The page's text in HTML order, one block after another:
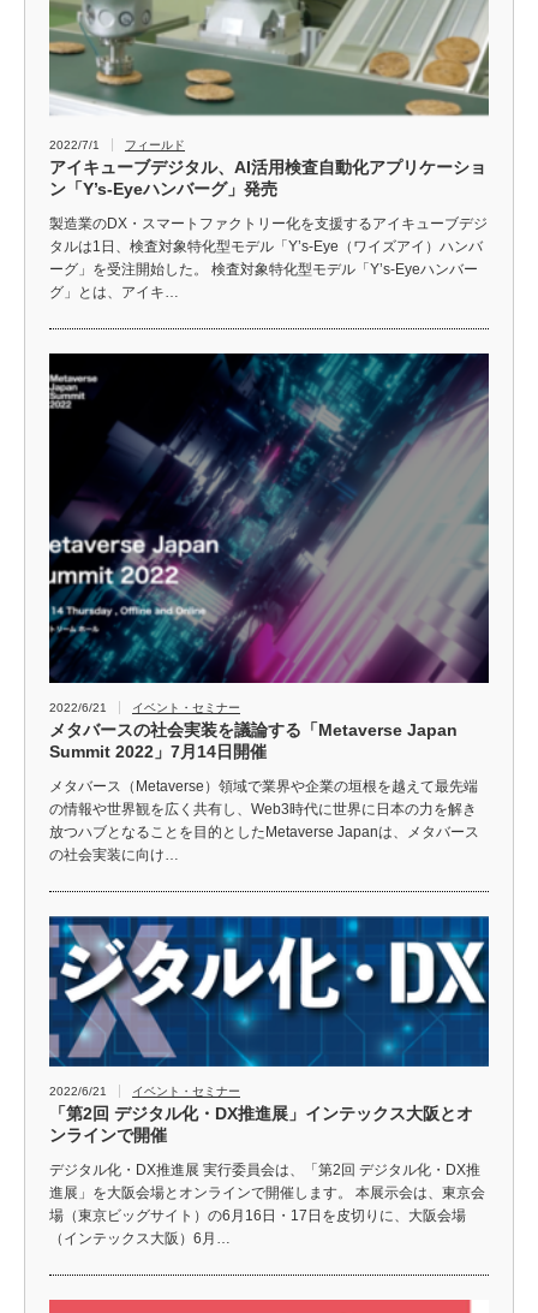
2022/7/1 フィールド
アイキューブデジタル、AI活用検査自動化アプリケーショ
ン「Y’s-Eyeハンバーグ」発売
製造業のDX・スマートファクトリー化を支援するアイキューブデジ
タルは1日、検査対象特化型モデル「Y’s-Eye（ワイズアイ）ハンバ
ーグ」を受注開始した。 検査対象特化型モデル「Y’s-Eyeハンバー
グ」とは、アイキ…
2022/6/21 イベント・セミナー
メタバースの社会実装を議論する「Metaverse Japan
Summit 2022」7月14日開催
メタバース（Metaverse）領域で業界や企業の垣根を越えて最先端
の情報や世界観を広く共有し、Web3時代に世界に日本の力を解き
放つハブとなることを目的としたMetaverse Japanは、メタバース
の社会実装に向け…
2022/6/21 イベント・セミナー
「第2回 デジタル化・DX推進展」インテックス大阪とオ
ンラインで開催
デジタル化・DX推進展 実行委員会は、「第2回 デジタル化・DX推
進展」を大阪会場とオンラインで開催します。 本展示会は、東京会
場（東京ビッグサイト）の6月16日・17日を皮切りに、大阪会場
（インテックス大阪）6月…